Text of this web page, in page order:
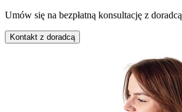
Umów się na bezpłatną konsultację z doradcą
Kontakt z doradcą